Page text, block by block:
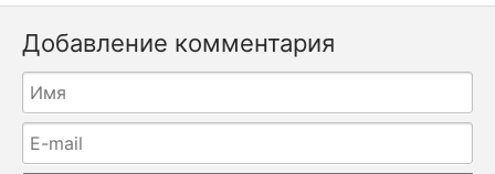
Добавление комментария